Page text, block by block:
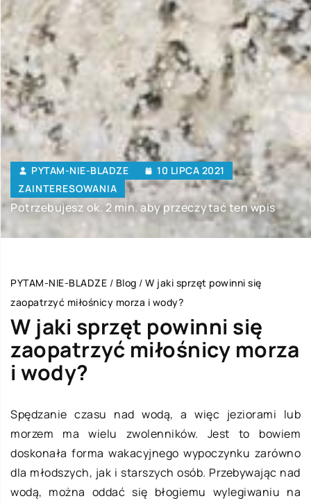
PYTAM-NIE-BLADZE
10 LIPCA 2021
ZAINTERESOWANIA
Potrzebujesz ok. 2 min. aby przeczytać ten wpis
PYTAM-NIE-BLADZE / Blog / W jaki sprzęt powinni się
zaopatrzyć miłośnicy morza i wody?
W jaki sprzęt powinni się
zaopatrzyć miłośnicy morza
i wody?
Spędzanie czasu nad wodą, a więc jeziorami lub
morzem ma wielu zwolenników. Jest to bowiem
doskonała forma wakacyjnego wypoczynku zarówno
dla młodszych, jak i starszych osób. Przebywając nad
wodą, można oddać się błogiemu wylegiwaniu na